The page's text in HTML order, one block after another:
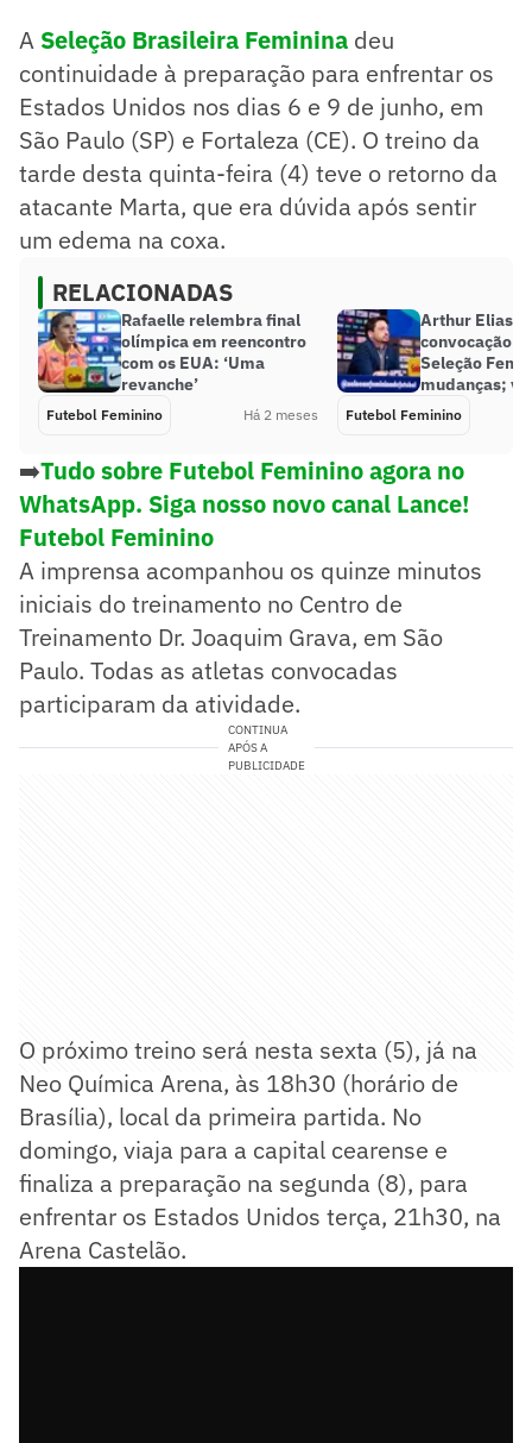
A Seleção Brasileira Feminina deu
continuidade à preparação para enfrentar os
Estados Unidos nos dias 6 e 9 de junho, em
São Paulo (SP) e Fortaleza (CE). O treino da
tarde desta quinta-feira (4) teve o retorno da
atacante Marta, que era dúvida após sentir
um edema na coxa.
RELACIONADAS
Rafaelle relembra final
olímpica em reencontro
com os EUA: ‘Uma
revanche’
Futebol Feminino Há 2 meses
Arthur Elias
convocação
Seleção
mudanças;
Futebol Feminino
➡️Tudo sobre Futebol Feminino agora no
WhatsApp. Siga nosso novo canal Lance!
Futebol Feminino
A imprensa acompanhou os quinze minutos
iniciais do treinamento no Centro de
Treinamento Dr. Joaquim Grava, em São
Paulo. Todas as atletas convocadas
participaram da atividade.
CONTINUA
APÓS A
PUBLICIDADE
O próximo treino será nesta sexta (5), já na
Neo Química Arena, às 18h30 (horário de
Brasília), local da primeira partida. No
domingo, viaja para a capital cearense e
finaliza a preparação na segunda (8), para
enfrentar os Estados Unidos terça, 21h30, na
Arena Castelão.